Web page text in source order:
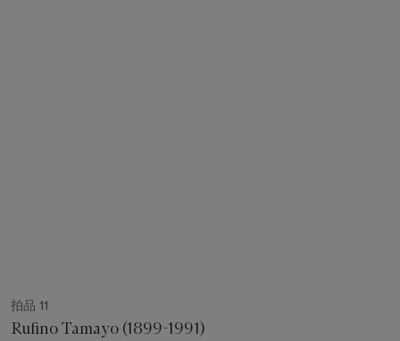
拍品 11
Rufino Tamayo (1899-1991)